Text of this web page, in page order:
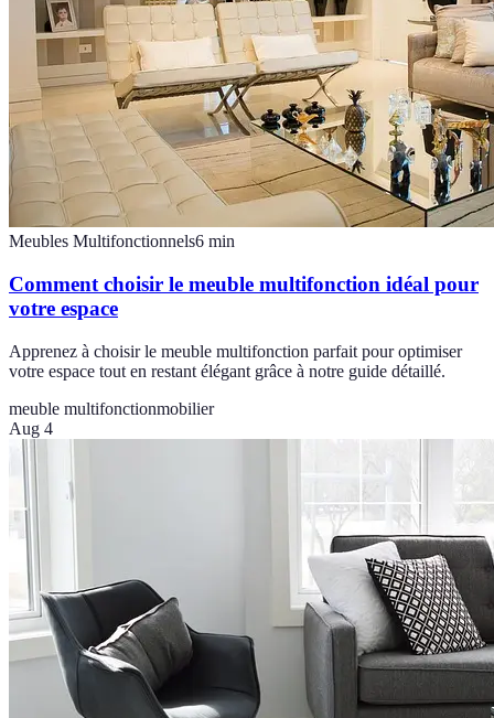
Meubles Multifonctionnels6 min
Comment choisir le meuble multifonction idéal pour
votre espace
Apprenez à choisir le meuble multifonction parfait pour optimiser
votre espace tout en restant élégant grâce à notre guide détaillé.
meuble multifonctionmobilier
Aug 4